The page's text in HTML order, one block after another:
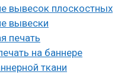
вывесок плоскостных
вывески
печать
на баннере
ткани